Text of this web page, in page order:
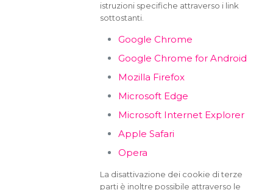
istruzioni specifiche attraverso i link
sottostanti.
Google Chrome
Google Chrome for Android
Mozilla Firefox
Microsoft Edge
Microsoft Internet Explorer
Apple Safari
Opera
La disattivazione dei cookie di terze
parti è inoltre possibile attraverso le